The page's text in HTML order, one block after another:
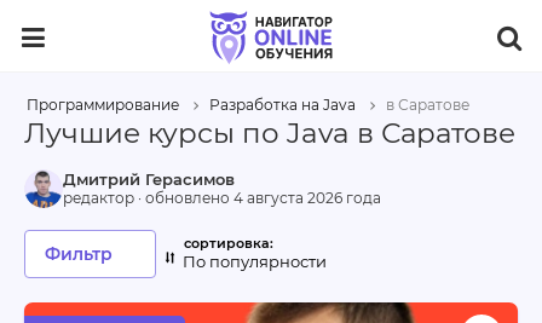
Программирование Разработка на Java в Саратове
Лучшие курсы по Java в Саратове
Дмитрий Герасимов
редактор · обновлено 4 августа 2026 года
Фильтр По популярности